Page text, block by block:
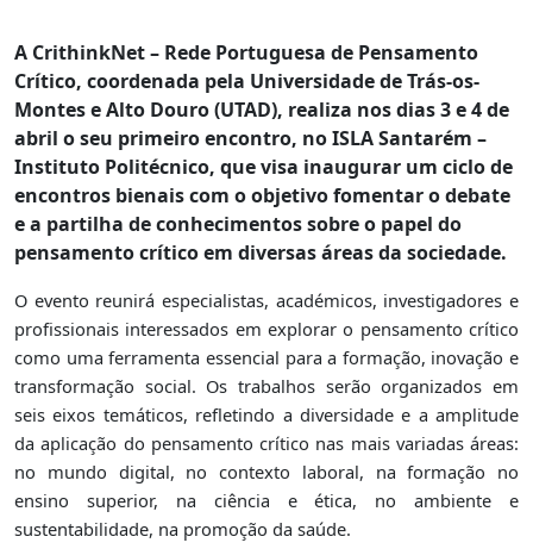
A CrithinkNet – Rede Portuguesa de Pensamento
Crítico, coordenada pela Universidade de Trás-os-
Montes e Alto Douro (UTAD), realiza nos dias 3 e 4 de
abril o seu primeiro encontro, no ISLA Santarém –
Instituto Politécnico, que visa inaugurar um ciclo de
encontros bienais com o objetivo fomentar o debate
e a partilha de conhecimentos sobre o papel do
pensamento crítico em diversas áreas da sociedade.
O evento reunirá especialistas, académicos, investigadores e
profissionais interessados em explorar o pensamento crítico
como uma ferramenta essencial para a formação, inovação e
transformação social. Os trabalhos serão organizados em
seis eixos temáticos, refletindo a diversidade e a amplitude
da aplicação do pensamento crítico nas mais variadas áreas:
no mundo digital, no contexto laboral, na formação no
ensino superior, na ciência e ética, no ambiente e
sustentabilidade, na promoção da saúde.